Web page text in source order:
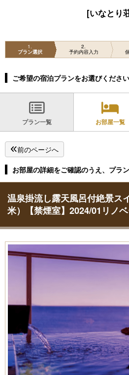
[いなとり
1
プラン選択
2
予約内容入力
ご希望の宿泊プランをお選びください
プラン一覧 お部屋一覧
前のページへ
お部屋の詳細をご確認のうえ、プラ
温泉掛流し露天風呂付絶景ス
米）【禁煙室】2024/01リノ